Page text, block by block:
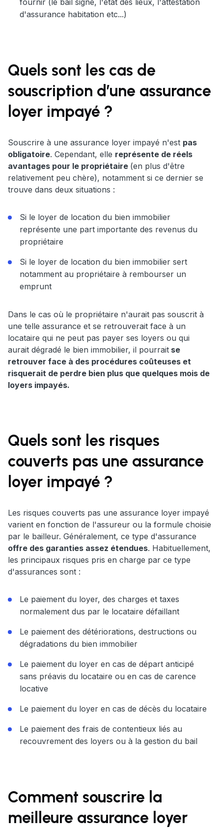
fournir (le bail signé, l'état des lieux, l'attestation
d'assurance habitation etc...)
Quels sont les cas de
souscription d’une assurance
loyer impayé ?
Souscrire à une assurance loyer impayé n'est pas
obligatoire. Cependant, elle représente de réels
avantages pour le propriétaire (en plus d'être
relativement peu chère), notamment si ce dernier se
trouve dans deux situations :
Si le loyer de location du bien immobilier
représente une part importante des revenus du
propriétaire
Si le loyer de location du bien immobilier sert
notamment au propriétaire à rembourser un
emprunt
Dans le cas où le propriétaire n'aurait pas souscrit à
une telle assurance et se retrouverait face à un
locataire qui ne peut pas payer ses loyers ou qui
aurait dégradé le bien immobilier, il pourrait se
retrouver face à des procédures coûteuses et
risquerait de perdre bien plus que quelques mois de
loyers impayés.
Quels sont les risques
couverts pas une assurance
loyer impayé ?
Les risques couverts pas une assurance loyer impayé
varient en fonction de l'assureur ou la formule choisie
par le bailleur. Généralement, ce type d'assurance
offre des garanties assez étendues. Habituellement,
les principaux risques pris en charge par ce type
d'assurances sont :
Le paiement du loyer, des charges et taxes
normalement dus par le locataire défaillant
Le paiement des détériorations, destructions ou
dégradations du bien immobilier
Le paiement du loyer en cas de départ anticipé
sans préavis du locataire ou en cas de carence
locative
Le paiement du loyer en cas de décès du locataire
Le paiement des frais de contentieux liés au
recouvrement des loyers ou à la gestion du bail
Comment souscrire la
meilleure assurance loyer